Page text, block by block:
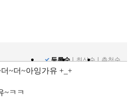
등록순
최신순 추천순
~더~아잉가유 +_+
~ㅋㅋ